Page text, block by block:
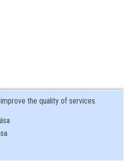
the quality of services.